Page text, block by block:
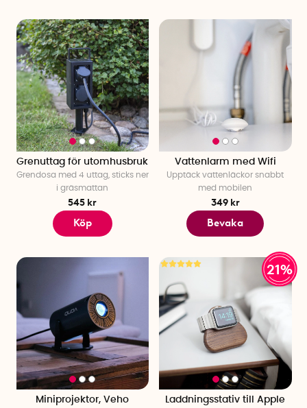
Grenuttag för utomhusbruk
Grendosa med 4 uttag, sticks ner
i gräsmattan
545 kr
Köp
Vattenlarm med Wifi
Upptäck vattenläckor snabbt
med mobilen
349 kr
Bevaka
Miniprojektor, Veho
21%
Laddningsstativ till Apple